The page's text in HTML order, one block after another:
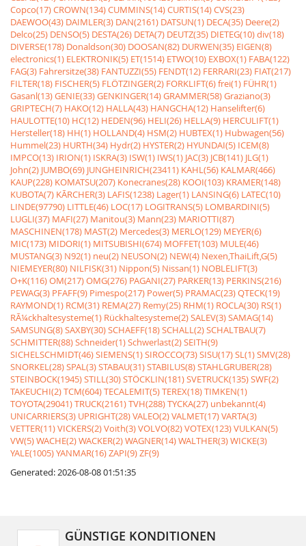
Copco(17)CROWN(134)CUMMINS(14)CURTIS(14)CVS(23)
DAEWOO(43) DAIMLER(3) DAN(2161) DATSUN(1) DECA(35) Deere(2)
Delco(25) DENSO(5) DESTA(26) DETA(7) DEUTZ(35) DIETEG(10)div(18)
DIVERSE(178) Donaldson(30) DOOSAN(82) DURWEN(35) EIGEN(8)
electronics(1) ELEKTRONIK(5) ET(1514) ETWO(10) EXBOX(1) FABA(122)
FAG(3) Fahrersitze(38) FANTUZZI(55) FENDT(12) FERRARI(23) FIAT(217)
FILTER(18) FISCHER(5) FLÖTZINGER(2) FORKLIFT(6)frei(1) FÜHR(1)
Gasanl(13)GENIE(33)GENKINGER(14)GRAMMER(58)Graziano(3)
GRIPTECH(7) HAKO(12) HALLA(43) HANGCHA(12) Hanselifter(6)
HAULOTTE(10) HC(12) HEDEN(96) HELI(26) HELLA(9) HERCULIFT(1)
Hersteller(18) HH(1) HOLLAND(4) HSM(2) HUBTEX(1) Hubwagen(56)
Hummel(23) HURTH(34) Hydr(2) HYSTER(2) HYUNDAI(5) ICEM(8)
IMPCO(13) IRION(1) ISKRA(3) ISW(1) IWS(1) JAC(3) JCB(141) JLG(1)
John(2) JUMBO(69) JUNGHEINRICH(23411) KAHL(56) KALMAR(466)
KAUP(228) KOMATSU(207) Konecranes(28) KOOI(103) KRAMER(148)
KUBOTA(7) KÃRCHER(3) LAFIS(1238) Lager(1) LANSING(6) LATEC(10)
LINDE(97790) LITTLE(46) LOC(17) LOGITRANS(5) LOMBARDINI(5)
LUGLI(37) MAFI(27) Manitou(3) Mann(23) MARIOTTI(87)
MASCHINEN(178) MAST(2) Mercedes(3) MERLO(129) MEYER(6)
MIC(173) MIDORI(1) MITSUBISHI(674) MOFFET(103) MULE(46)
MUSTANG(3) N92(1) neu(2) NEUSON(2) NEW(4) Nexen,ThaiLift,G(5)
NIEMEYER(80) NILFISK(31) Nippon(5) Nissan(1) NOBLELIFT(3)
O+K(116)OM(217)OMG(276) PAGANI(27) PARKER(13) PERKINS(216)
PEWAG(3) PFAFF(9) Pimespo(217) Power(5) PRAMAC(23)QTECK(19)
RAYMOND(1) RCM(31) REMA(27) Remy(25) RHM(1) ROCLA(30) RS(1)
RÃ¼ckhaltesysteme(1) Rückhaltesysteme(2)SALEV(3)SAMAG(14)
SAMSUNG(8)SAXBY(30)SCHAEFF(18)SCHALL(2)SCHALTBAU(7)
SCHMITTER(88)Schneider(1)Schwerlast(2)SEITH(9)
SICHELSCHMIDT(46)SIEMENS(1)SIROCCO(73)SISU(17)SL(1)SMV(28)
SNORKEL(28)SPAL(3)STABAU(31)STABILUS(8)STAHLGRUBER(28)
STEINBOCK(1945)STILL(30)STÖCKLIN(181)SVETRUCK(135)SWF(2)
TAKEUCHI(2)TCM(604)TECALEMIT(5)TEREX(18)TIMKEN(1)
TOYOTA(29041)TRUCK(2161)TVH(288)TYCKA(27) unbekannt(4)
UNICARRIERS(3) UPRIGHT(28)VALEO(2)VALMET(17)VARTA(3)
VETTER(11)VICKERS(2)Voith(3)VOLVO(82)VOTEX(123)VULKAN(5)
VW(5)WACHE(2)WACKER(2)WAGNER(14)WALTHER(3)WICKE(3)
YALE(1005)YANMAR(16)ZAPI(9)ZF(9)
Generated: 2026-08-08 01:51:35
GÜNSTIGE KONDITIONEN